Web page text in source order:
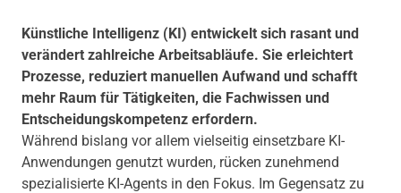
Künstliche Intelligenz (KI) entwickelt sich rasant und
verändert zahlreiche Arbeitsabläufe. Sie erleichtert
Prozesse, reduziert manuellen Aufwand und schafft
mehr Raum für Tätigkeiten, die Fachwissen und
Entscheidungskompetenz erfordern.
Während bislang vor allem vielseitig einsetzbare KI-
Anwendungen genutzt wurden, rücken zunehmend
spezialisierte KI-Agents in den Fokus. Im Gegensatz zu